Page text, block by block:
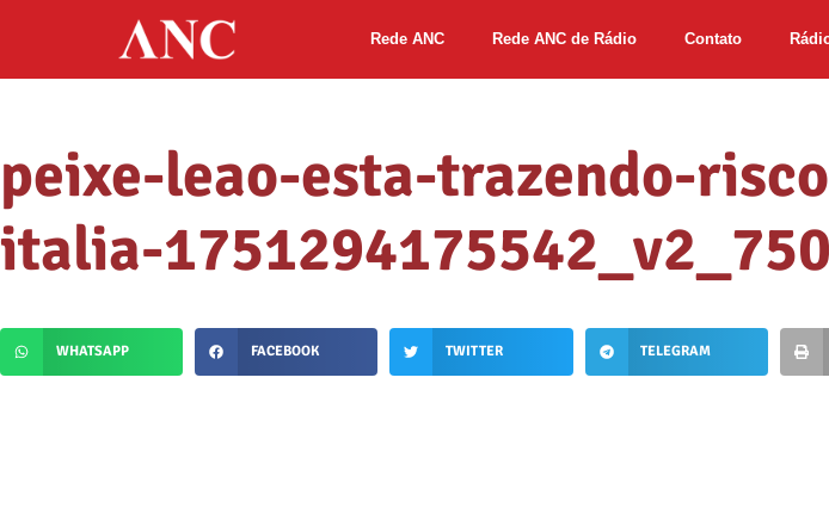
Rede ANC Rede ANC de Rádio Contato
peixe-leao-esta-trazendo-
italia-
WHATSAPP FACEBOOK TWITTER TELEGRAM